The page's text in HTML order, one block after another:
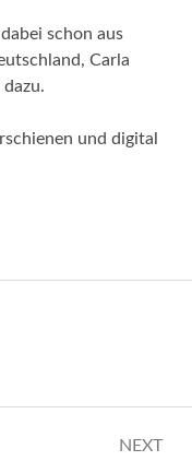
schon aus
Carla
und digital
NEXT